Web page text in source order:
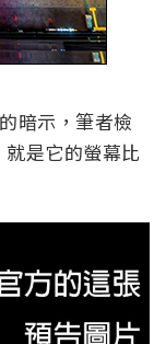
暗示，筆者檢
是它的螢幕比